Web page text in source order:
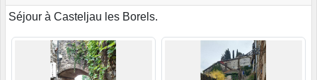
Séjour à Casteljau les Borels.